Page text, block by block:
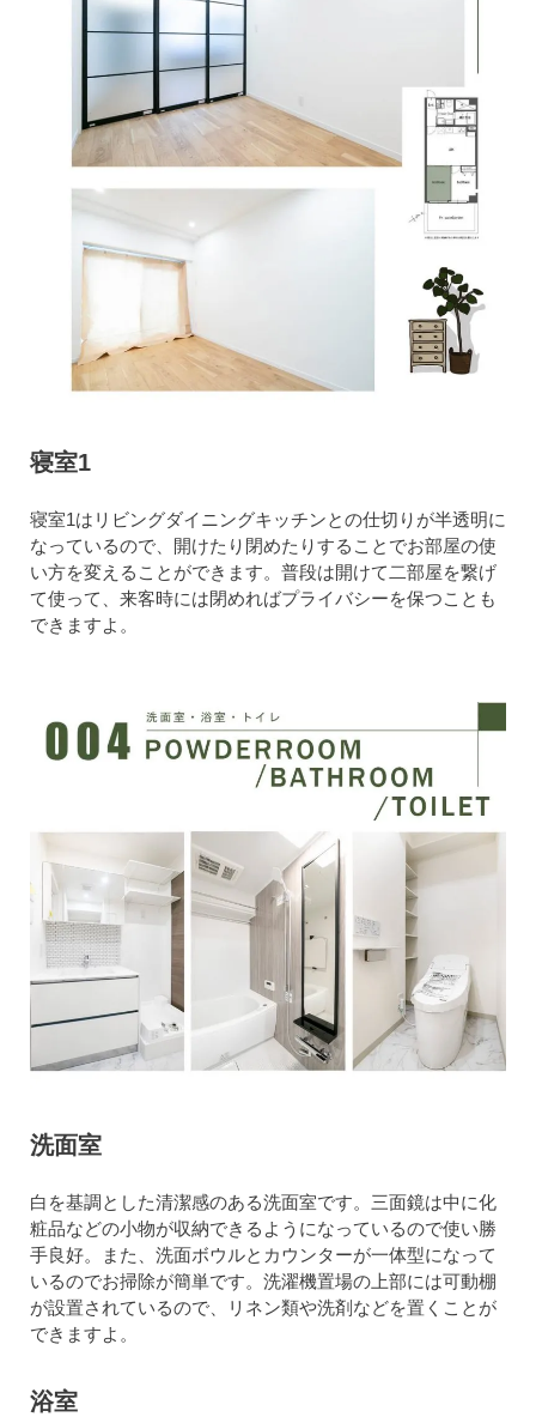
寝室1
寝室1はリビングダイニングキッチンとの仕切りが半透明に
なっているので、開けたり閉めたりすることでお部屋の使
い方を変えることができます。普段は開けて二部屋を繋げ
て使って、来客時には閉めればプライバシーを保つことも
できますよ。
洗面室
白を基調とした清潔感のある洗面室です。三面鏡は中に化
粧品などの小物が収納できるようになっているので使い勝
手良好。また、洗面ボウルとカウンターが一体型になって
いるのでお掃除が簡単です。洗濯機置場の上部には可動棚
が設置されているので、リネン類や洗剤などを置くことが
できますよ。
浴室